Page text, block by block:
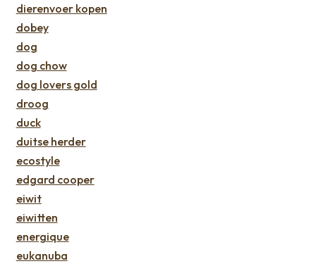
dierenvoer kopen
dobey
dog
dog chow
dog lovers gold
droog
duck
duitse herder
ecostyle
edgard cooper
eiwit
eiwitten
energique
eukanuba